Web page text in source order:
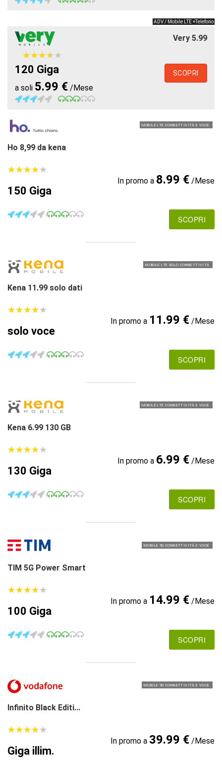
ADV / Mobile LTE +Telefono
Very 5.99
★★★★★
★★★★★
120 Giga
a soli 5.99 € /Mese
SCOPRI
MOBILE LTE CONNETTIVITÀ E VOCE
Ho 8,99 da kena
★★★★★
★★★★★
150 Giga
In promo a 8.99 €/Mese
SCOPRI
MOBILE LTE SOLO CONNETTIVITÀ
Kena 11.99 solo dati
★★★★★
★★★★★
solo voce
In promo a 11.99 €/Mese
SCOPRI
MOBILE LTE CONNETTIVITÀ E VOCE
Kena 6.99 130 GB
★★★★★
★★★★★
130 Giga
In promo a 6.99 €/Mese
SCOPRI
MOBILE 5G CONNETTIVITÀ E VOCE
TIM 5G Power Smart
★★★★★
★★★★★
100 Giga
In promo a 14.99 €/Mese
SCOPRI
MOBILE 5G CONNETTIVITÀ E VOCE
Infinito Black Editi...
★★★★★
★★★★★
Giga illim.
In promo a 39.99 €/Mese